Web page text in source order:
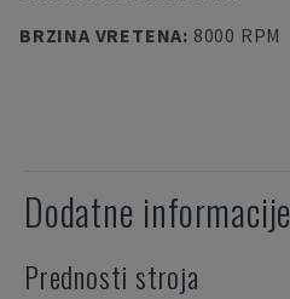
BRZINA VRETENA: 8000 RPM
Dodatne informacije
Prednosti stroja